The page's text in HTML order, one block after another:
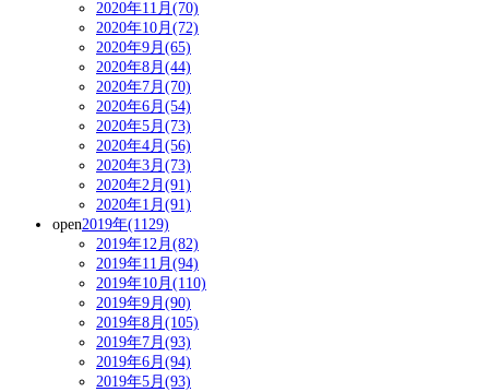
2020年11月(70)
2020年10月(72)
2020年9月(65)
2020年8月(44)
2020年7月(70)
2020年6月(54)
2020年5月(73)
2020年4月(56)
2020年3月(73)
2020年2月(91)
2020年1月(91)
open2019年(1129)
2019年12月(82)
2019年11月(94)
2019年10月(110)
2019年9月(90)
2019年8月(105)
2019年7月(93)
2019年6月(94)
2019年5月(93)